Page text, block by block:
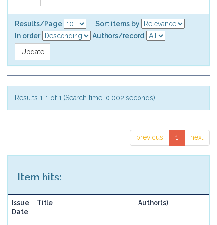
Results/Page
Sort items by
In order
Authors/record
Results 1-1 of 1 (Search time: 0.002 seconds).
previous 1 next
Item hits:
Issue
Date
Title Author(s)